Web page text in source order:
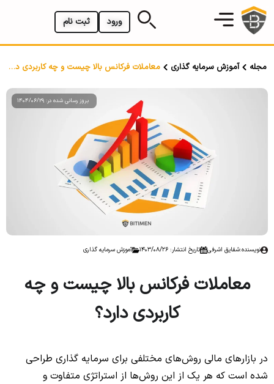
ثبت نام ورود
مجله آموزش سرمایه گذاری معاملات فرکانس بالا چیست و چه کاربردی دارد؟
بروز رسانی شده در: 1404/06/29
نویسنده:شقایق اشرفی تاریخ انتشار: 1403/08/26 آموزش سرمایه گذاری
معاملات فرکانس بالا چیست و چه
کاربردی دارد؟
در بازارهای مالی روش‌های مختلفی برای سرمایه گذاری طراحی
شده است که هر یک از این روش‌ها از استراتژی متفاوت و